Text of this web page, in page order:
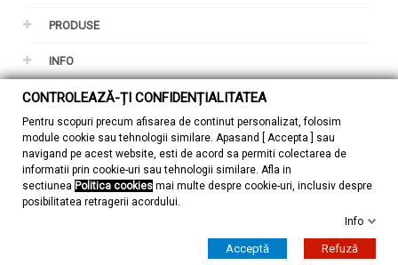
PRODUSE
INFO
CONTUL TAU
GDPR
© 2026 - ZuMont Shop SRL
CONTROLEAZĂ-ȚI CONFIDENȚIALITATEA
Pentru scopuri precum afisarea de continut personalizat, folosim
module cookie sau tehnologii similare. Apasand [ Accepta ] sau
navigand pe acest website, esti de acord sa permiti colectarea de
informatii prin cookie-uri sau tehnologii similare. Afla in
sectiunea Politica cookies mai multe despre cookie-uri, inclusiv despre
posibilitatea retragerii acordului.
Info
Acceptă Refuză